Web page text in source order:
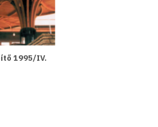
1995/IV.